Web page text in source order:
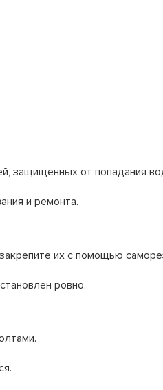
защищённых от попадания
и ремонта.
их с помощью
ровно.